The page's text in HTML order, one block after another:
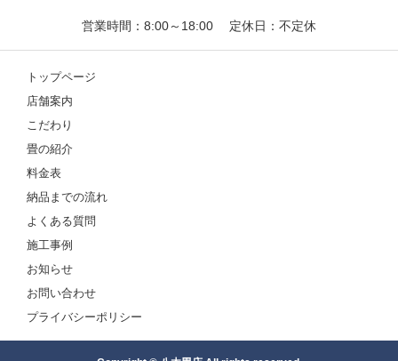
営業時間：8:00～18:00 定休日：不定休
トップページ
店舗案内
こだわり
畳の紹介
料金表
納品までの流れ
よくある質問
施工事例
お知らせ
お問い合わせ
プライバシーポリシー